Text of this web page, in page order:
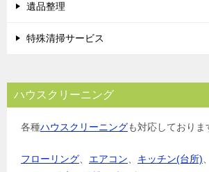
遺品整理
特殊清掃サービス
ハウスクリーニング
各種ハウスクリーニングも対応しておりま
フローリング、 エアコン、 キッチン(台所)、